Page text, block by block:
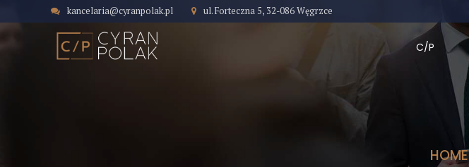
kancelaria@cyranpolak.pl ul. Forteczna 5, 32-086 Węgrzce
C/P
HOME